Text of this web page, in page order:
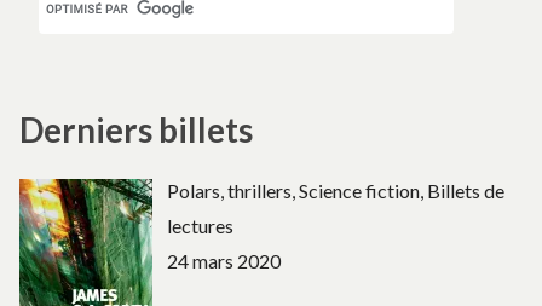
Derniers billets
Polars, thrillers, Science fiction, Billets de
lectures
24 mars 2020